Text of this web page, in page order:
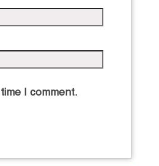
I comment.